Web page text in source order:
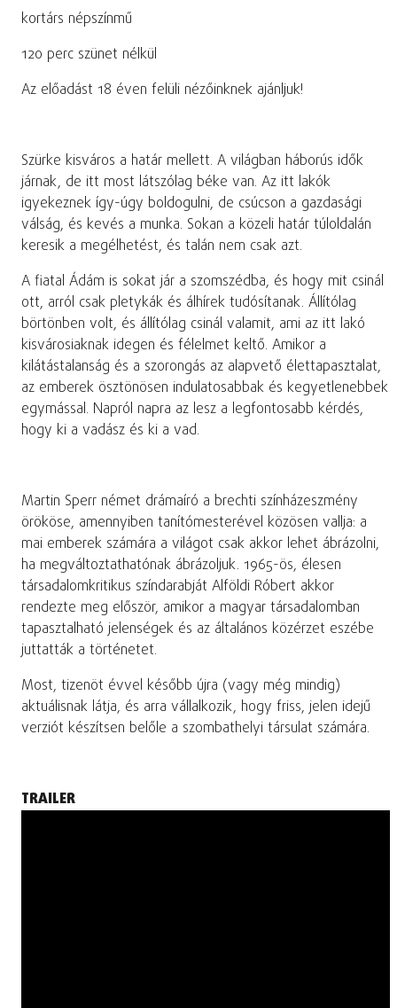
kortárs népszínmű
120 perc szünet nélkül
Az előadást 18 éven felüli nézőinknek ajánljuk!
Szürke kisváros a határ mellett. A világban háborús idők
járnak, de itt most látszólag béke van. Az itt lakók
igyekeznek így-úgy boldogulni, de csúcson a gazdasági
válság, és kevés a munka. Sokan a közeli határ túloldalán
keresik a megélhetést, és talán nem csak azt.
A fiatal Ádám is sokat jár a szomszédba, és hogy mit csinál
ott, arról csak pletykák és álhírek tudósítanak. Állítólag
börtönben volt, és állítólag csinál valamit, ami az itt lakó
kisvárosiaknak idegen és félelmet keltő. Amikor a
kilátástalanság és a szorongás az alapvető élettapasztalat,
az emberek ösztönösen indulatosabbak és kegyetlenebbek
egymással. Napról napra az lesz a legfontosabb kérdés,
hogy ki a vadász és ki a vad.
Martin Sperr német drámaíró a brechti színházeszmény
örököse, amennyiben tanítómesterével közösen vallja: a
mai emberek számára a világot csak akkor lehet ábrázolni,
ha megváltoztathatónak ábrázoljuk. 1965-ös, élesen
társadalomkritikus színdarabját Alföldi Róbert akkor
rendezte meg először, amikor a magyar társadalomban
tapasztalható jelenségek és az általános közérzet eszébe
juttatták a történetet.
Most, tizenöt évvel később újra (vagy még mindig)
aktuálisnak látja, és arra vállalkozik, hogy friss, jelen idejű
verziót készítsen belőle a szombathelyi társulat számára.
TRAILER